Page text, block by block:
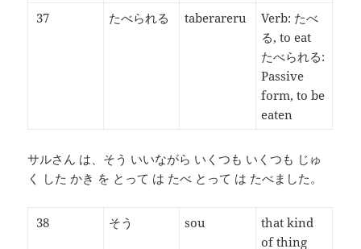
37
たべられる taberareru
Verb: たべ
る, to eat
たべられる:
Passive
form, to be
eaten
サルさん は、そう いいながら いくつも いくつも じゅ
く した かき を とって は たべ とって は たべました。
38 そう sou
that kind
of thing